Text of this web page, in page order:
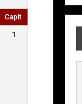
Capit
1